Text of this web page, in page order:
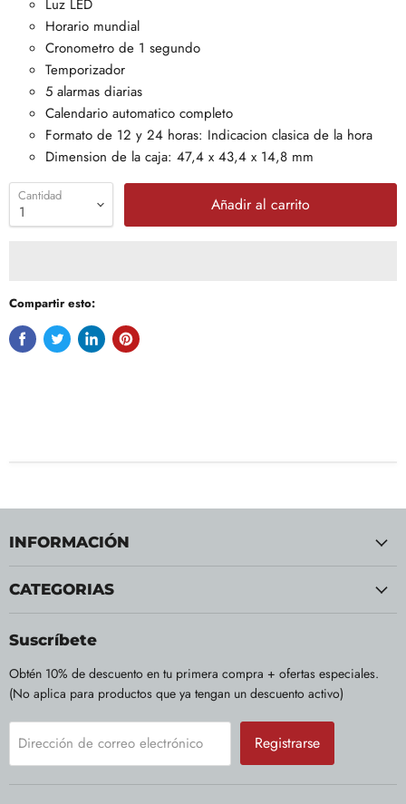
Luz LED
Horario mundial
Cronometro de 1 segundo
Temporizador
5 alarmas diarias
Calendario automatico completo
Formato de 12 y 24 horas: Indicacion clasica de la hora
Dimension de la caja: 47,4 x 43,4 x 14,8 mm
Cantidad Añadir al carrito
Compartir esto:
INFORMACIÓN
CATEGORIAS
Suscríbete
Obtén 10% de descuento en tu primera compra + ofertas especiales.
(No aplica para productos que ya tengan un descuento activo)
Dirección de correo electrónico Registrarse